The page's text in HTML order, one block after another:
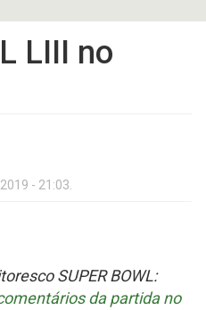
LIII no
- 21:03.
SUPER BOWL:
da partida no